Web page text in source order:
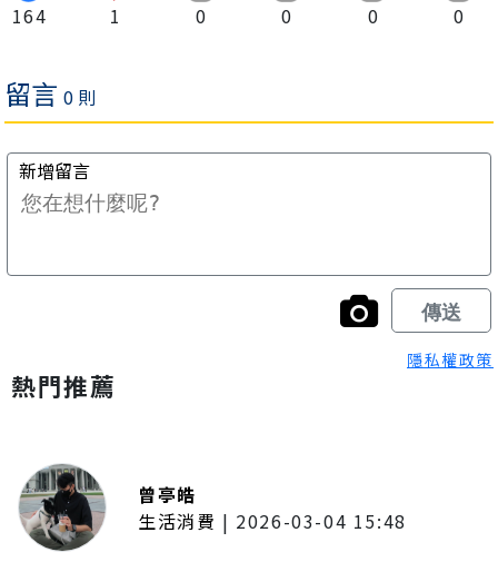
164 1 0 0 0 0
隱私權政策
熱門推薦
曾亭皓
生活消費 | 2026-03-04 15:48